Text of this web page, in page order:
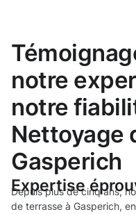
notre
notre
Nettoyage
Gasperich
Expertise
Depuis plus de cinq ans,
de terrasse à Gasperich,